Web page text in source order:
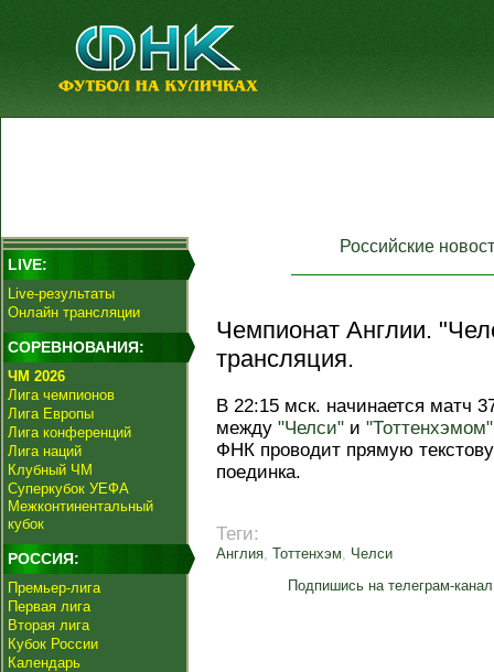
LIVE:
Live-результаты
Онлайн трансляции
СОРЕВНОВАНИЯ:
ЧМ 2026
Лига чемпионов
Лига Европы
Лига конференций
Лига наций
Клубный ЧМ
Суперкубок УЕФА
Межконтинентальный
кубок
РОССИЯ:
Премьер-лига
Первая лига
Вторая лига
Кубок России
Календарь
Российские
Чемпионат Англии.
трансляция.
В 22:15 мск. начинается матч
между "Челси" и "Тоттенхэмом"
ФНК проводит прямую
поединка.
Теги:
Англия, Тоттенхэм, Челси
Подпишись на телеграм-